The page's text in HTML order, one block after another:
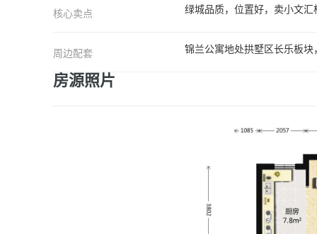
核心卖点 绿城品质，位置好，卖小文
周边配套 锦兰公寓地处拱墅区长乐板
房源照片